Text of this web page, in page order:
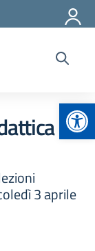
3 aprile